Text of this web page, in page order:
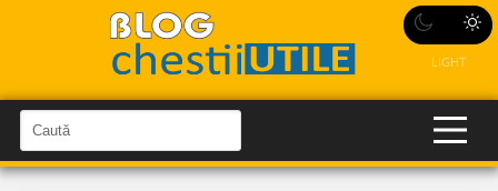
LIGHT
a
u
C
a
u